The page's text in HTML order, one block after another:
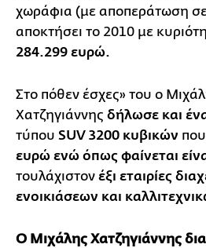
χωράφια (με αποπεράτωση σε
αποκτήσει το 2010 με
284.299 ευρώ.
Στο πόθεν έσχες» του ο
Χατζηγιάννης δήλωσε και
τύπου SUV 3200 κυβικών που
ευρώ ενώ όπως φαίνεται
τουλάχιστον έξι εταιρίες
ενοικιάσεων και
Ο Μιχάλης Χατζηγιάννης